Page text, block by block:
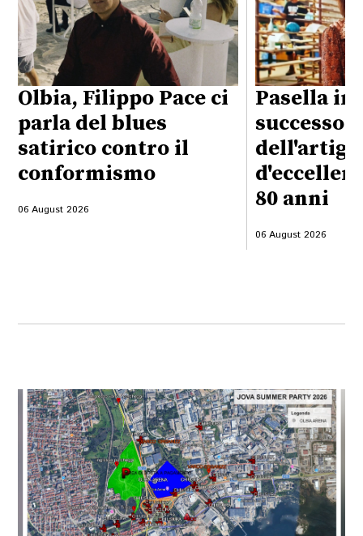
Olbia, Filippo Pace ci
parla del blues
satirico contro il
conformismo
06 August 2026
Pasella in
successo
80 anni
06 August 2026